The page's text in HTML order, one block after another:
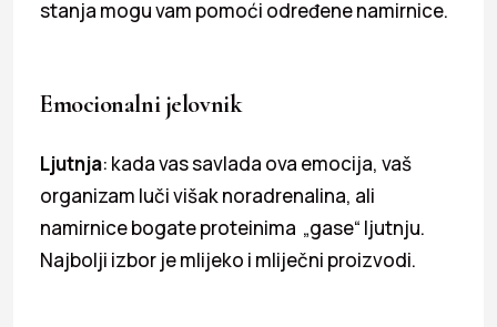
stanja mogu vam pomoći određene namirnice.
Emocionalni jelovnik
Ljutnja: kada vas savlada ova emocija, vaš
organizam luči višak noradrenalina, ali
namirnice bogate proteinima „gase“ ljutnju.
Najbolji izbor je mlijeko i mliječni proizvodi.